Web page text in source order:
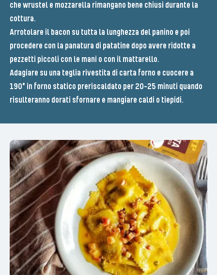
che wrustel e mozzarella rimangano bene chiusi durante la
cottura.
Arrotolare il bacon su tutta la lunghezza del panino e poi
procedere con la panatura di patatine dopo avere ridotte a
pezzetti piccoli con le mani o con il mattarello.
Adagiare su una teglia rivestita di carta forno e cuocere a
190° in forno statico preriscaldato per 20-25 minuti quando
risulteranno dorati sfornare e mangiare caldi o tiepidi.